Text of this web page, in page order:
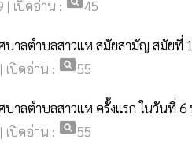
| เปิดอ่าน : 45
บาลตำบลสาวแห สมัยสามัญ สมัย
เปิดอ่าน : pageview55
บาลตำบลสาวแห ครั้งแรก ในวันที่
เปิดอ่าน : pageview55